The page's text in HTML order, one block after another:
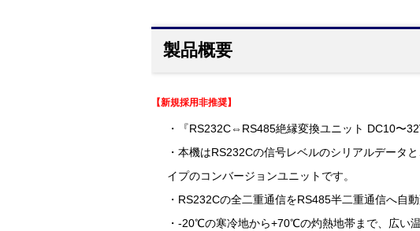
製品概要
【新規採用非推奨】
・『RS232C⇔RS485絶縁変換ユニット DC10〜
・本機はRS232Cの信号レベルのシリアルデータ
イプのコンバージョンユニットです。
・RS232Cの全二重通信をRS485半二重通信へ自動
・-20℃の寒冷地から+70℃の灼熱地帯まで、広い